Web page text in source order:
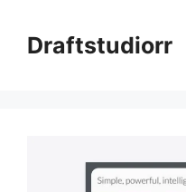
contentDraftstudiorr